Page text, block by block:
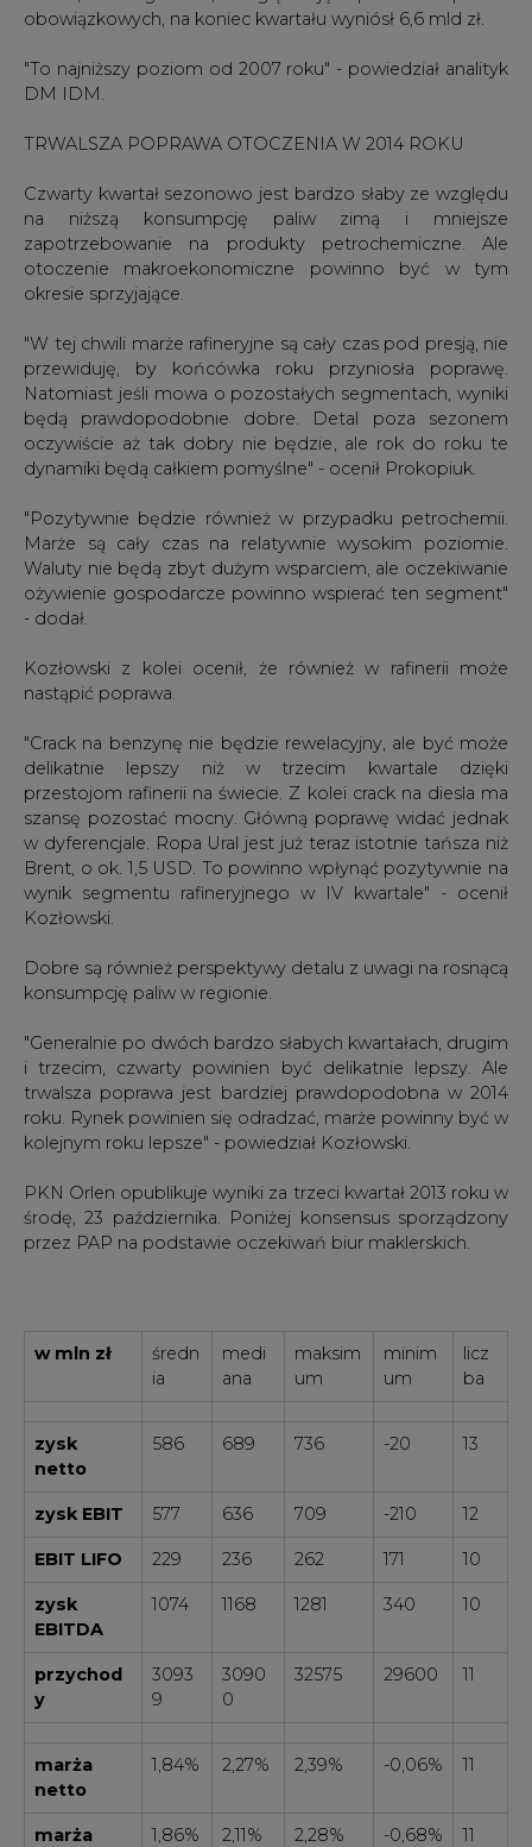
obowiązkowych, na koniec kwartału wyniósł 6,6 mld zł.
"To najniższy poziom od 2007 roku" - powiedział analityk
DM IDM.
TRWALSZA POPRAWA OTOCZENIA W 2014 ROKU
Czwarty kwartał sezonowo jest bardzo słaby ze względu
na niższą konsumpcję paliw zimą i mniejsze
zapotrzebowanie na produkty petrochemiczne. Ale
otoczenie makroekonomiczne powinno być w tym
okresie sprzyjające.
"W tej chwili marże rafineryjne są cały czas pod presją, nie
przewiduję, by końcówka roku przyniosła poprawę.
Natomiast jeśli mowa o pozostałych segmentach, wyniki
będą prawdopodobnie dobre. Detal poza sezonem
oczywiście aż tak dobry nie będzie, ale rok do roku te
dynamiki będą całkiem pomyślne" - ocenił Prokopiuk.
"Pozytywnie będzie również w przypadku petrochemii.
Marże są cały czas na relatywnie wysokim poziomie.
Waluty nie będą zbyt dużym wsparciem, ale oczekiwanie
ożywienie gospodarcze powinno wspierać ten segment"
- dodał.
Kozłowski z kolei ocenił, że również w rafinerii może
nastąpić poprawa.
"Crack na benzynę nie będzie rewelacyjny, ale być może
delikatnie lepszy niż w trzecim kwartale dzięki
przestojom rafinerii na świecie. Z kolei crack na diesla ma
szansę pozostać mocny. Główną poprawę widać jednak
w dyferencjale. Ropa Ural jest już teraz istotnie tańsza niż
Brent, o ok. 1,5 USD. To powinno wpłynąć pozytywnie na
wynik segmentu rafineryjnego w IV kwartale" - ocenił
Kozłowski.
Dobre są również perspektywy detalu z uwagi na rosnącą
konsumpcję paliw w regionie.
"Generalnie po dwóch bardzo słabych kwartałach, drugim
i trzecim, czwarty powinien być delikatnie lepszy. Ale
trwalsza poprawa jest bardziej prawdopodobna w 2014
roku. Rynek powinien się odradzać, marże powinny być w
kolejnym roku lepsze" - powiedział Kozłowski.
PKN Orlen opublikuje wyniki za trzeci kwartał 2013 roku w
środę, 23 października. Poniżej konsensus sporządzony
przez PAP na podstawie oczekiwań biur maklerskich.
w mln zł
średn
ia
medi
ana
maksim
um
minim
um
licz
ba
zysk
netto
586 689 736 -20 13
zysk EBIT 577 636 709 -210 12
EBIT LIFO 229 236 262 171 10
zysk
EBITDA
1074 1168 1281 340 10
przychod
y
3093
9
3090
0
32575 29600 11
marża
netto
1,84% 2,27% 2,39% -0,06% 11
marża
1,86% 2,11% 2,28% -0,68% 11